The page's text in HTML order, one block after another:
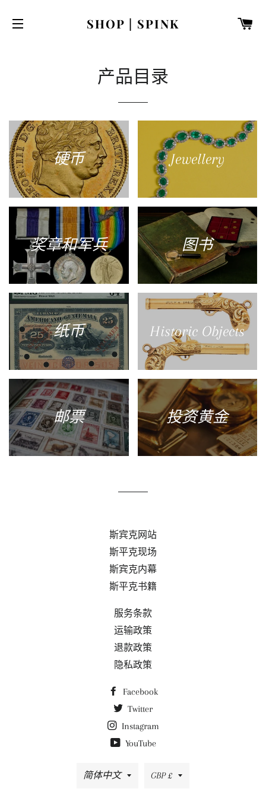
SHOP | SPINK
产品目录
硬币 Jewellery
奖章和军兵 图书
纸币 Historic Objects
邮票 投资黄金
斯宾克网站
斯平克现场
斯宾克内幕
斯平克书籍
服务条款
运输政策
退款政策
隐私政策
Facebook
Twitter
Instagram
YouTube
语
简体中文
货
GBP £